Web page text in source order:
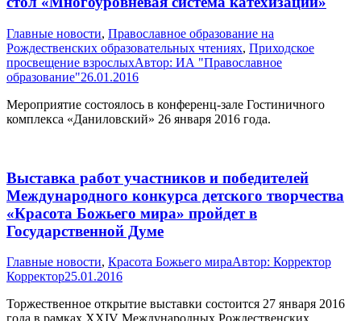
Главные новости, Православное образование на
Рождественских образовательных чтениях, Приходское
просвещение взрослыхАвтор: ИА "Православное
образование"26.01.2016
Мероприятие состоялось в конференц-зале Гостиничного
комплекса «Даниловский» 26 января 2016 года.
Выставка работ участников и победителей
Международного конкурса детского творчества
«Красота Божьего мира» пройдет в
Государственной Думе
Главные новости, Красота Божьего мираАвтор: Корректор
Корректор25.01.2016
Торжественное открытие выставки состоится 27 января 2016